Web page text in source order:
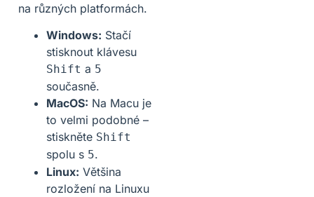
na různých platformách.
Windows: Stačí
stisknout klávesu
Shift a 5
současně.
MacOS: Na Macu je
to velmi podobné –
stiskněte Shift
spolu s 5.
Linux: Většina
rozložení na Linuxu